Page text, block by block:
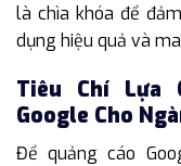
là chìa khóa để
dụng hiệu quả và
Tiêu Chí Lựa
Google Cho
Để quảng cáo